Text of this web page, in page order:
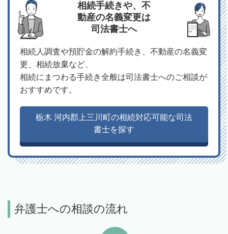
相続手続きや、不
動産の名義変更は
司法書士へ
相続人調査や預貯金の解約手続き、不動産の名義変
更、相続放棄など、
相続にまつわる手続き全般は司法書士へのご相談が
おすすめです。
栃木 河内郡上三川町の相続対応可能な司法
書士を探す
弁護士への相談の流れ